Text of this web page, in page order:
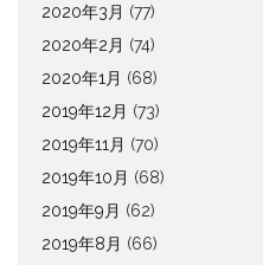
2020年3月 (77)
2020年2月 (74)
2020年1月 (68)
2019年12月 (73)
2019年11月 (70)
2019年10月 (68)
2019年9月 (62)
2019年8月 (66)